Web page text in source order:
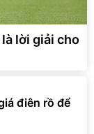
lời giải cho
điên rồ để